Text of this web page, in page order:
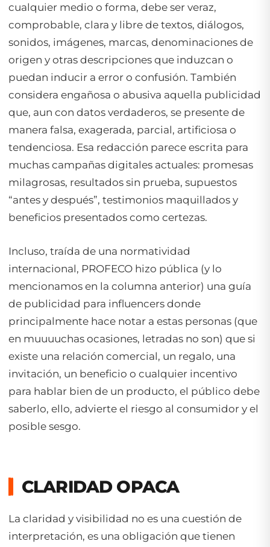
cualquier medio o forma, debe ser veraz,
comprobable, clara y libre de textos, diálogos,
sonidos, imágenes, marcas, denominaciones de
origen y otras descripciones que induzcan o
puedan inducir a error o confusión. También
considera engañosa o abusiva aquella publicidad
que, aun con datos verdaderos, se presente de
manera falsa, exagerada, parcial, artificiosa o
tendenciosa. Esa redacción parece escrita para
muchas campañas digitales actuales: promesas
milagrosas, resultados sin prueba, supuestos
“antes y después”, testimonios maquillados y
beneficios presentados como certezas.
Incluso, traída de una normatividad
internacional, PROFECO hizo pública (y lo
mencionamos en la columna anterior) una guía
de publicidad para influencers donde
principalmente hace notar a estas personas (que
en muuuuchas ocasiones, letradas no son) que si
existe una relación comercial, un regalo, una
invitación, un beneficio o cualquier incentivo
para hablar bien de un producto, el público debe
saberlo, ello, advierte el riesgo al consumidor y el
posible sesgo.
CLARIDAD OPACA
La claridad y visibilidad no es una cuestión de
interpretación, es una obligación que tienen